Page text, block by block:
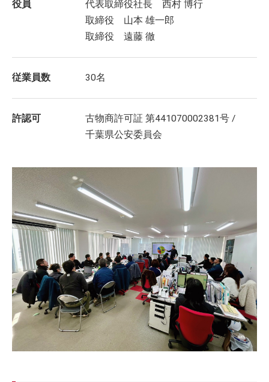
役員
代表取締役社長 西村 博行
取締役 山本 雄一郎
取締役 遠藤 徹
従業員数 30名
許認可
古物商許可証 第441070002381号 /
千葉県公安委員会